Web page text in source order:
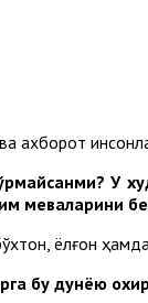
ахборот
У
меваларини
ёлғон
бу дунёю